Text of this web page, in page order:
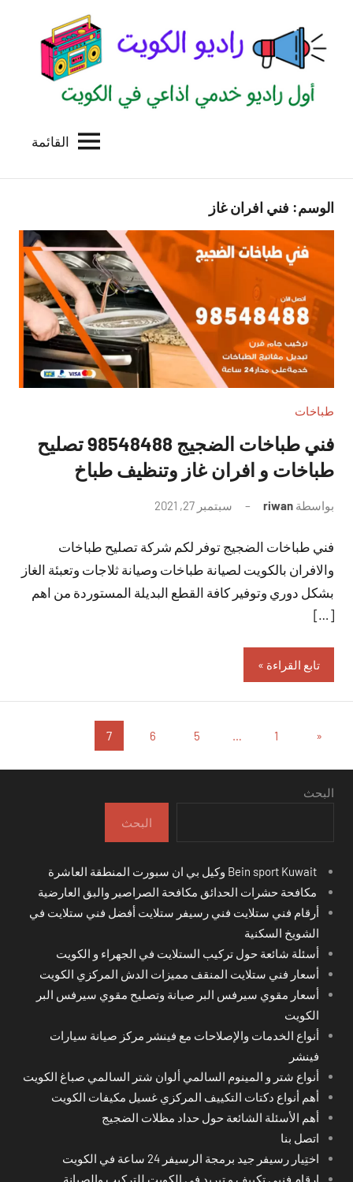
المحتوى
الكويت
للاعلانات
بالكويت
القائمة
الوسم: فني افران غاز
طباخات
فني طباخات الضجيج 98548488 تصليح
طباخات و افران غاز وتنظيف طباخ
بواسطة riwan سبتمبر 27, 2021
تعليقات
فني طباخات الضجيج توفر لكم شركة تصليح طباخات
والافران بالكويت لصيانة طباخات وصيانة ثلاجات وتعبئة الغاز
بشكل دوري وتوفير كافة القطع البديلة المستوردة من اهم
[…]
تابع القراءة
تعدد
صفحات
المقالات
« المقالات
1
…
5
6
7
البحث
البحث
مكافحة حشرات الحدائق مكافحة الصراصير والبق العارضية
أرقام فني ستلايت فني رسيفر ستلايت أفضل فني ستلايت في
الشويخ السكنية
أسئلة شائعة حول تركيب الستلايت في الجهراء و الكويت
أسعار فني ستلايت المنقف مميزات الدش المركزي الكويت
أسعار مقوي سيرفس البر صيانة وتصليح مقوي سيرفس البر
الكويت
أنواع الخدمات والإصلاحات مع فينشر مركز صيانة سيارات
فينشر
أنواع شتر و المينوم السالمي ألوان شتر السالمي صباغ الكويت
أهم أنواع دكتات التكييف المركزي غسيل مكيفات الكويت
أهم الأسئلة الشائعة حول حداد مظلات الضجيج
اتصل بنا
اختِيار رسيفر جيد برمجة الرسيفر 24 ساعة في الكويت
ارقام فنيي تكييف و تبريد في الكويت للتركيب والصيانة